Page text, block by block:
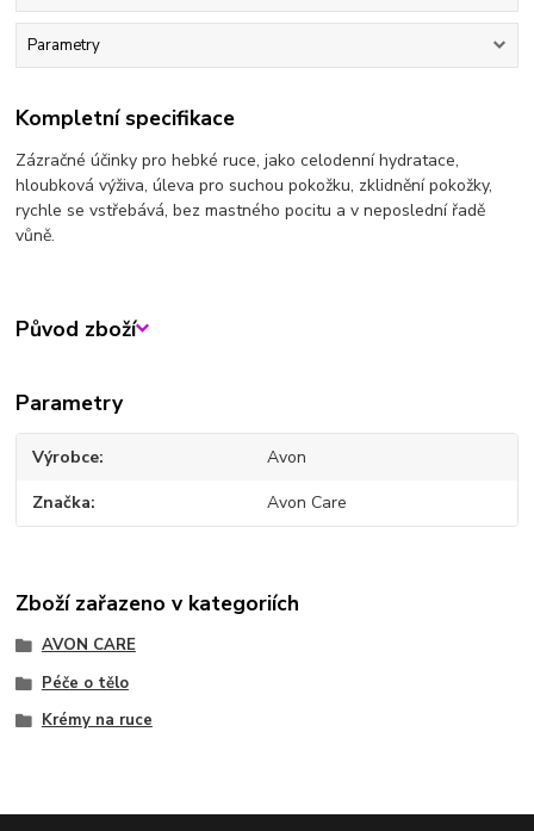
Parametry
Kompletní specifikace
Zázračné účinky pro hebké ruce, jako celodenní hydratace,
hloubková výživa, úleva pro suchou pokožku, zklidnění pokožky,
rychle se vstřebává, bez mastného pocitu a v neposlední řadě
vůně.
Původ zboží
Parametry
Výrobce Avon
Značka Avon Care
Zboží zařazeno v kategoriích
AVON CARE
Péče o tělo
Krémy na ruce